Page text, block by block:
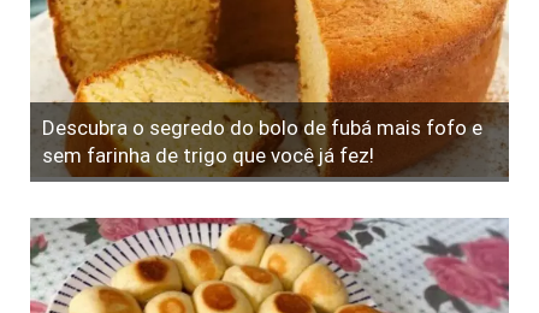
Descubra o segredo do bolo de fubá mais fofo e
sem farinha de trigo que você já fez!